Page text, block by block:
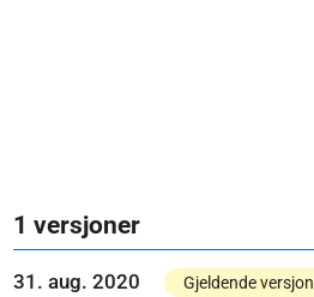
1 versjoner
31. aug. 2020 Gjeldende versjon